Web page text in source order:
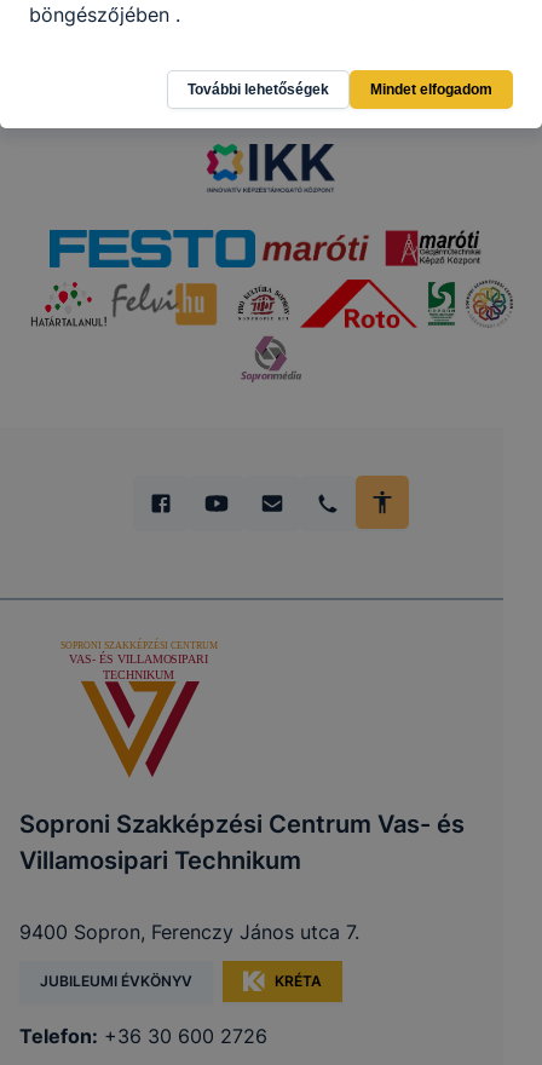
Soproni Szakképzési Centrum Vas- és
Villamosipari Technikum
9400 Sopron, Ferenczy János utca 7.
JUBILEUMI ÉVKÖNYV KRÉTA
Telefon: +36 30 600 2726
böngészőjében .
További lehetőségek Mindet elfogadom